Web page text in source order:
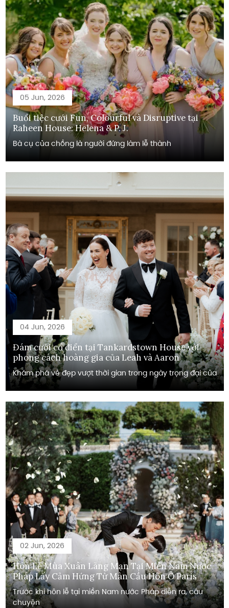
05 Jun, 2026
Buổi tiệc cưới Fun, Colourful và Disruptive tại
Raheen House: Helena & P. J.
Bà cụ của chồng là người đứng làm lễ thành
04 Jun, 2026
Đám cưới cổ điển tại Tankardstown House với
phong cách hoàng gia của Leah và Aaron
Khám phá vẻ đẹp vượt thời gian trong ngày trọng đại của
02 Jun, 2026
Hôn Lễ Mùa Xuân Lãng Mạn Tại Miền Nam Nước
Pháp Lấy Cảm Hứng Từ Màn Cầu Hôn Ở Paris
Trước khi hôn lễ tại miền Nam nước Pháp diễn ra, câu
chuyện